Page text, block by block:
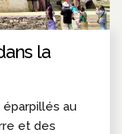
la
au
et des